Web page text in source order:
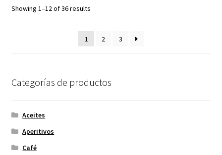
Showing 1–12 of 36 results
1 2 3
Categorías de productos
Aceites
Aperitivos
Café